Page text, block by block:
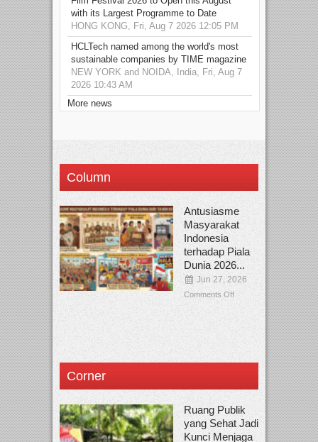
with its Largest Programme to Date
HONG KONG, Fri, Aug 7 2026 12:05 PM
HCLTech named among the world's most
sustainable companies by TIME magazine
NEW YORK and NOIDA, India, Fri, Aug 7
2026 10:43 AM
More news
Column
Antusiasme
Masyarakat
Indonesia
terhadap Piala
Dunia 2026...
Jun 27, 2026
Comments Off
Corner
Ruang Publik
yang Sehat Jadi
Kunci Menjaga